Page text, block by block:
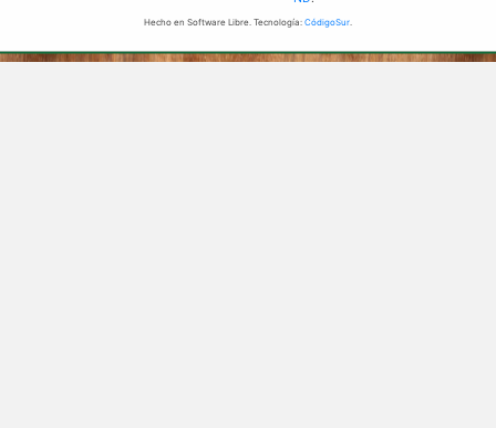
Hecho en Software Libre. Tecnología: CódigoSur.